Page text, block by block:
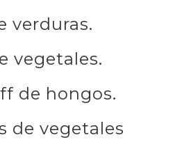
verduras.
vegetales.
de hongos.
de vegetales